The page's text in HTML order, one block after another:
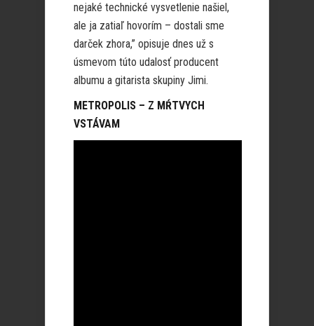
nejaké technické vysvetlenie našiel,
ale ja zatiaľ hovorím – dostali sme
darček zhora,” opisuje dnes už s
úsmevom túto udalosť producent
albumu a gitarista skupiny Jimi.
METROPOLIS – Z MŔTVYCH
VSTÁVAM